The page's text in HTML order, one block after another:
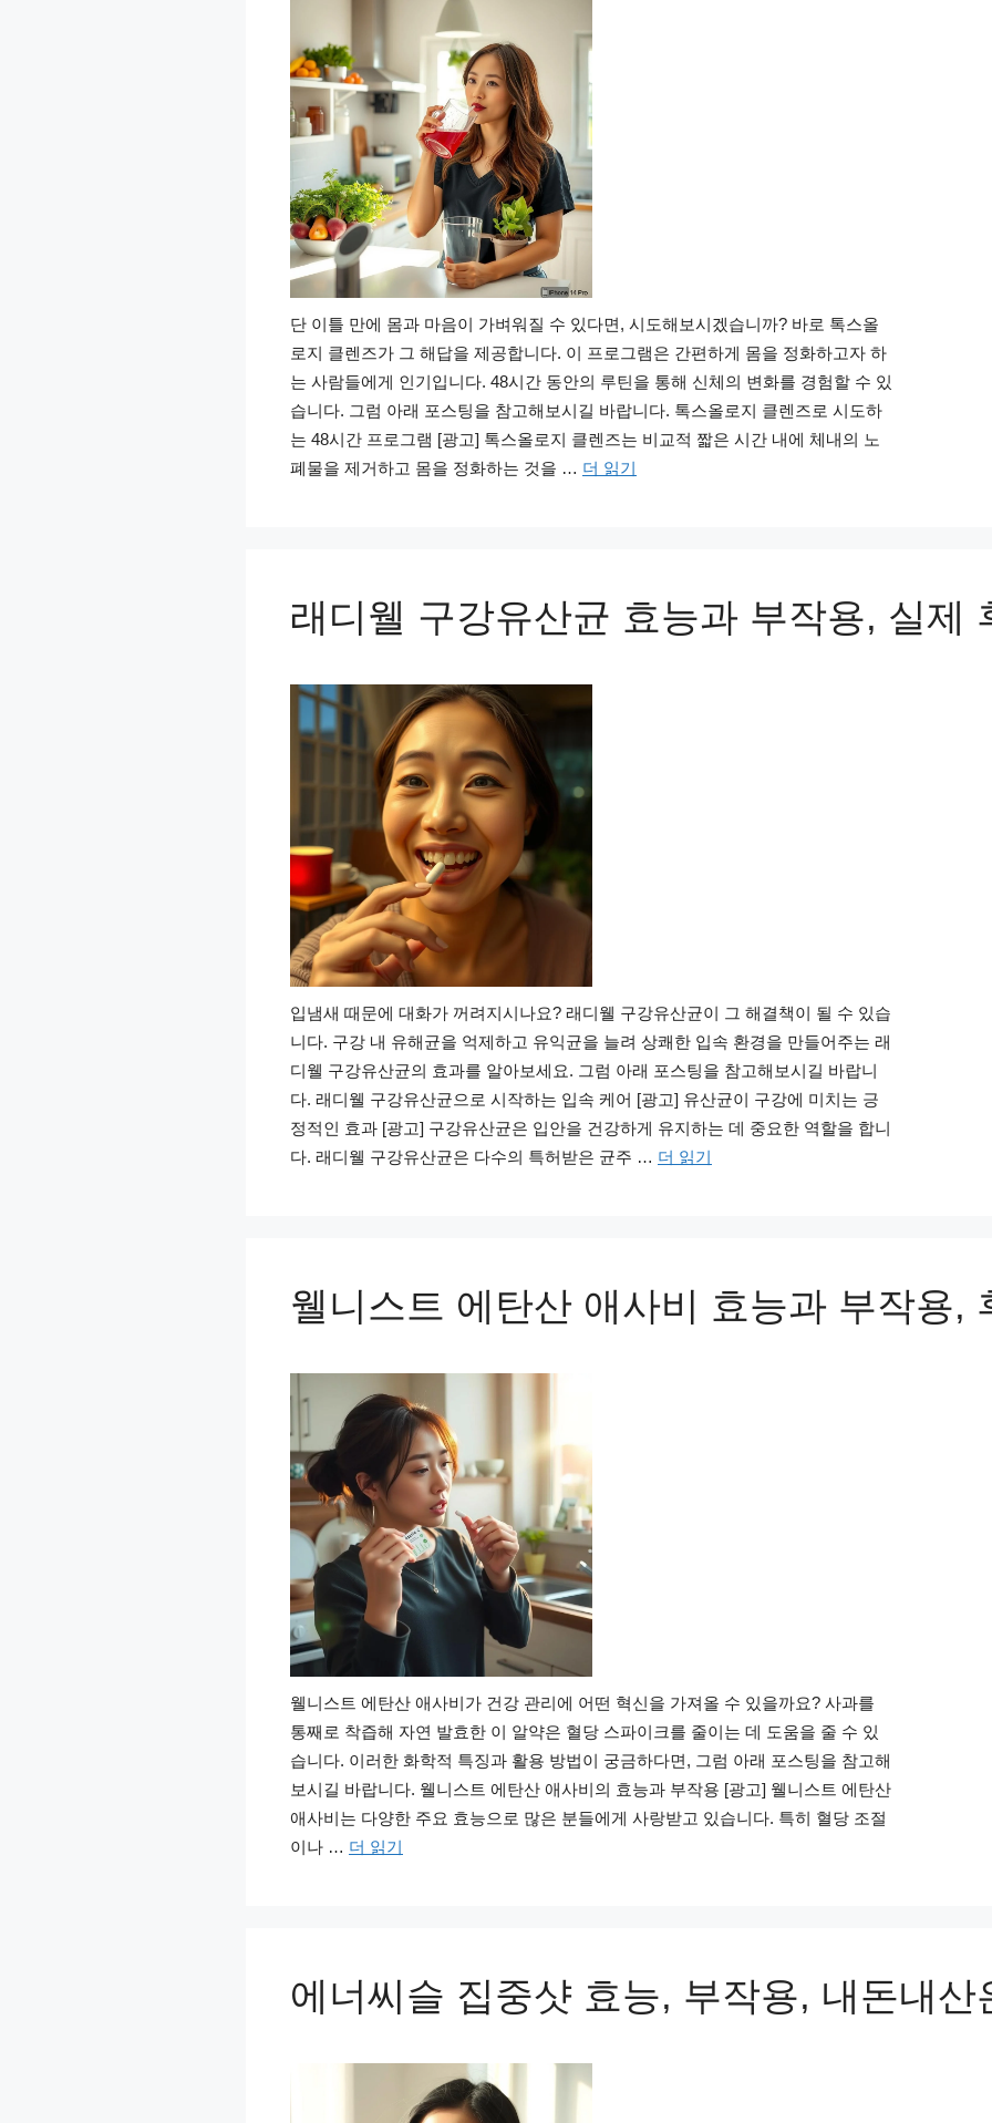
단 이틀 만에 몸과 마음이 가벼워질 수 있다면, 시도해보시겠습니까? 바로 톡스올
로지 클렌즈가 그 해답을 제공합니다. 이 프로그램은 간편하게 몸을 정화하고자 하
는 사람들에게 인기입니다. 48시간 동안의 루틴을 통해 신체의 변화를 경험할 수 있
습니다. 그럼 아래 포스팅을 참고해보시길 바랍니다. 톡스올로지 클렌즈로 시도하
는 48시간 프로그램 [광고] 톡스올로지 클렌즈는 비교적 짧은 시간 내에 체내의 노
폐물을 제거하고 몸을 정화하는 것을 … 더 읽기
래디웰 구강유산균 효능과 부작용, 실제
입냄새 때문에 대화가 꺼려지시나요? 래디웰 구강유산균이 그 해결책이 될 수 있습
니다. 구강 내 유해균을 억제하고 유익균을 늘려 상쾌한 입속 환경을 만들어주는 래
디웰 구강유산균의 효과를 알아보세요. 그럼 아래 포스팅을 참고해보시길 바랍니
다. 래디웰 구강유산균으로 시작하는 입속 케어 [광고] 유산균이 구강에 미치는 긍
정적인 효과 [광고] 구강유산균은 입안을 건강하게 유지하는 데 중요한 역할을 합니
다. 래디웰 구강유산균은 다수의 특허받은 균주 … 더 읽기
웰니스트 에탄산 애사비 효능과 부작용,
웰니스트 에탄산 애사비가 건강 관리에 어떤 혁신을 가져올 수 있을까요? 사과를
통째로 착즙해 자연 발효한 이 알약은 혈당 스파이크를 줄이는 데 도움을 줄 수 있
습니다. 이러한 화학적 특징과 활용 방법이 궁금하다면, 그럼 아래 포스팅을 참고해
보시길 바랍니다. 웰니스트 에탄산 애사비의 효능과 부작용 [광고] 웰니스트 에탄산
애사비는 다양한 주요 효능으로 많은 분들에게 사랑받고 있습니다. 특히 혈당 조절
이나 … 더 읽기
에너씨슬 집중샷 효능, 부작용, 내돈내산